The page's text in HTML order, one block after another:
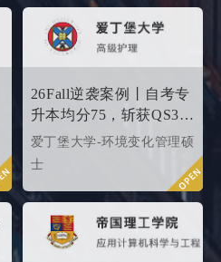
26Fall逆袭案例丨自考专
升本均分75，斩获QS35
爱丁堡高级护理硕士！
爱丁堡大学-环境变化管理硕
士